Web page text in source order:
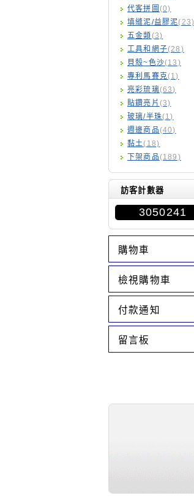
代客拼圖 (0)
填縫泥/益膠泥(23)
五金類 (3)
工具和網子(28)
貝殼~色沙(13)
專利馬賽克(1)
亮彩琉璃(63)
貼鑽亮片 (3)
玻璃/半珠(1)
週邊商品(40)
黏土(18)
下架商品(189)
訪客計數器
3050241
購物車
檢視購物車
付款通知
留言板